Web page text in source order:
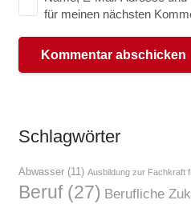
für meinen nächsten
Kommentar abschicken
Schlag­wör­ter
Abwasser(11) Ausbildung zur Fachkraft
Beruf(27) Berufliche